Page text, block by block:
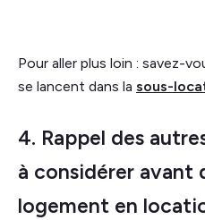
Pour aller plus loin : savez-
se lancent dans la sous-
4. Rappel des
à considérer avant
logement en